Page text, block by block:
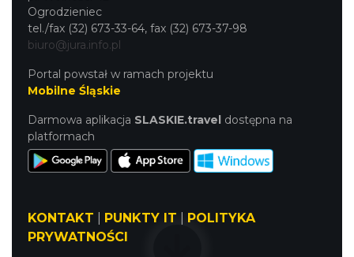
Ogrodzieniec
tel./fax (32) 673-33-64, fax (32) 673-37-98
biuro@jura.info.pl
Portal powstał w ramach projektu
Mobilne Śląskie
Darmowa aplikacja SLASKIE.travel dostępna na
platformach
KONTAKT PUNKTY IT
POLITYKA
PRYWATNOŚCI